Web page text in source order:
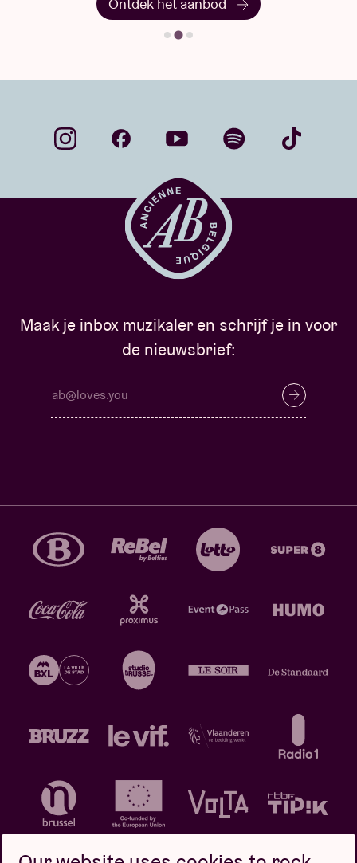
Maak je inbox muzikaler en schrijf je in voor
de nieuwsbrief: